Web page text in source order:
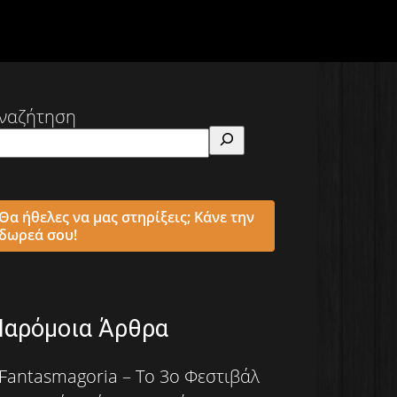
ήθελες να μας στηρίξεις; Κάνε την
σου!
Άρθρα
– Το 3ο Φεστιβάλ